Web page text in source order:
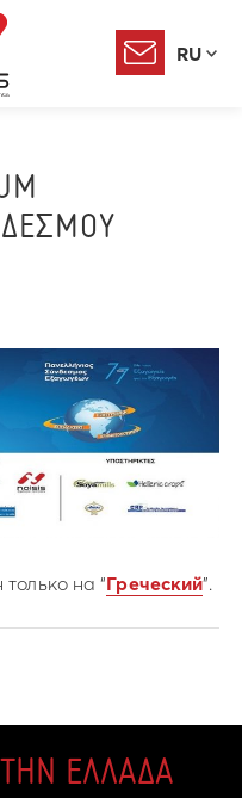
RU
на “Греческий”.
ΕΛΛΑΔΑ